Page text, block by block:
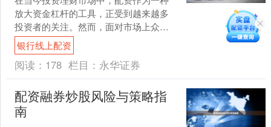
放大资金杠杆的工具，正受到越来越多
投资者的关注。然而，面对市场上众多
的配资平台，如何选择一家安全可靠、
服务专业的配资门户，成为....
银行线上配资
阅读： 178 栏目： 永华证券
配资融券炒股风险与策略指
南